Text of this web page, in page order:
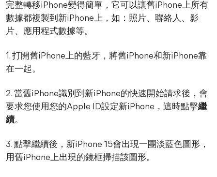
完整轉移iPhone變得簡單，它可以讓舊iPhone上所有
數據都複製到新iPhone上，如：照片、聯絡人、影
片、應用程式數據等。
1. 打開舊iPhone上的藍牙，將舊iPhone和新iPhone靠
在一起。
2. 當舊iPhone識別到新iPhone的快速開始請求後，會
要求您使用您的Apple ID設定新iPhone，這時點擊繼
續。
3. 點擊繼續後，新iPhone 15會出現一團淡藍色圖形，
用舊iPhone上出現的鏡框掃描該圖形。